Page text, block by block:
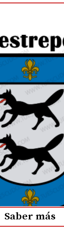
Saber más